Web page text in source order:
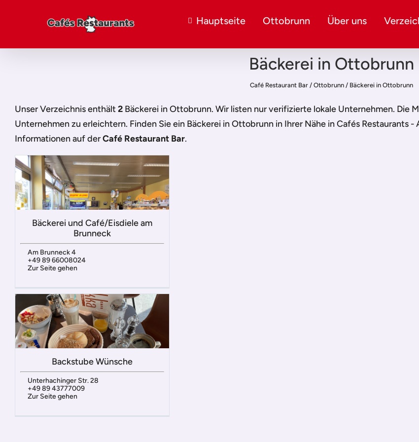
Hauptseite Ottobrunn Über uns
Bäckerei in Ottobrunn
Café Restaurant Bar/ Ottobrunn/ Bäckerei in Ottobrunn
Unser Verzeichnis enthält2 Bäckerei in Ottobrunn. Wir listen nur verifizierte lokale Unternehmen. Die
Unternehmen zu erleichtern. Finden Sie ein Bäckerei in Ottobrunn in Ihrer Nähe in Cafés Restaurants
Informationen auf derCafé Restaurant Bar.
Bäckerei und Café/Eisdiele am
Brunneck
Am Brunneck 4
+49 89 66008024
Zur Seite gehen
Backstube Wünsche
Unterhachinger Str. 28
+49 89 43777009
Zur Seite gehen